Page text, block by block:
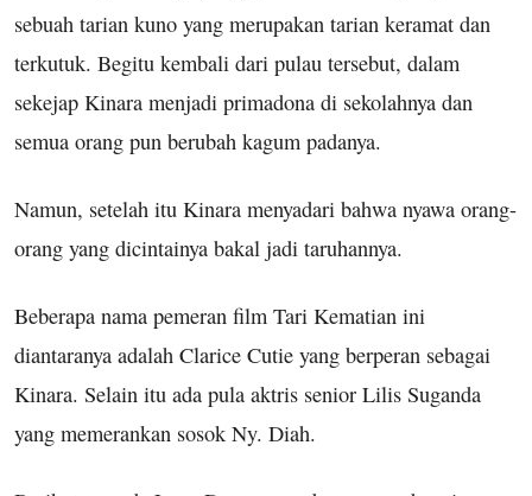
sebuah tarian kuno yang merupakan tarian keramat dan
terkutuk. Begitu kembali dari pulau tersebut, dalam
sekejap Kinara menjadi primadona di sekolahnya dan
semua orang pun berubah kagum padanya.
Namun, setelah itu Kinara menyadari bahwa nyawa orang-
orang yang dicintainya bakal jadi taruhannya.
Beberapa nama pemeran film Tari Kematian ini
diantaranya adalah Clarice Cutie yang berperan sebagai
Kinara. Selain itu ada pula aktris senior Lilis Suganda
yang memerankan sosok Ny. Diah.